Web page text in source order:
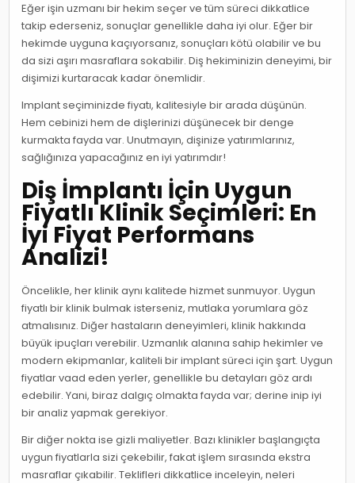
Eğer işin uzmanı bir hekim seçer ve tüm süreci dikkatlice
takip ederseniz, sonuçlar genellikle daha iyi olur. Eğer bir
hekimde uyguna kaçıyorsanız, sonuçları kötü olabilir ve bu
da sizi aşırı masraflara sokabilir. Diş hekiminizin deneyimi, bir
dişimizi kurtaracak kadar önemlidir.
Implant seçiminizde fiyatı, kalitesiyle bir arada düşünün.
Hem cebinizi hem de dişlerinizi düşünecek bir denge
kurmakta fayda var. Unutmayın, dişinize yatırımlarınız,
sağlığınıza yapacağınız en iyi yatırımdır!
Diş İmplantı İçin Uygun
Fiyatlı Klinik Seçimleri: En
İyi Fiyat Performans
Analizi!
Öncelikle, her klinik aynı kalitede hizmet sunmuyor. Uygun
fiyatlı bir klinik bulmak isterseniz, mutlaka yorumlara göz
atmalısınız. Diğer hastaların deneyimleri, klinik hakkında
büyük ipuçları verebilir. Uzmanlık alanına sahip hekimler ve
modern ekipmanlar, kaliteli bir implant süreci için şart. Uygun
fiyatlar vaad eden yerler, genellikle bu detayları göz ardı
edebilir. Yani, biraz dalgıç olmakta fayda var; derine inip iyi
bir analiz yapmak gerekiyor.
Bir diğer nokta ise gizli maliyetler. Bazı klinikler başlangıçta
uygun fiyatlarla sizi çekebilir, fakat işlem sırasında ekstra
masraflar çıkabilir. Teklifleri dikkatlice inceleyin, neleri